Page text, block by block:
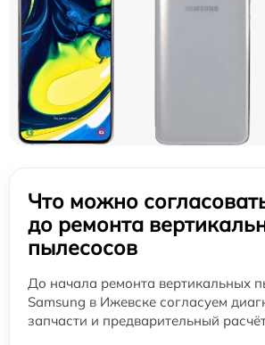
Что можно
до ремонта
пылесосов
До начала ремонта вертикальных
Samsung в Ижевске согласуем
запчасти и предварительный